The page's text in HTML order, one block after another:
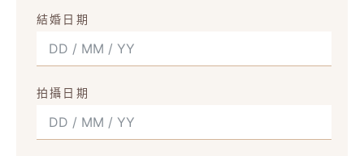
結婚日期
拍攝日期